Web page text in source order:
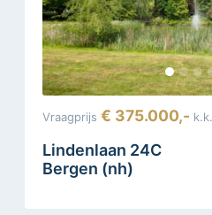
Vraagprijs € 375.000,- k.k.
Lindenlaan 24C
Bergen (nh)